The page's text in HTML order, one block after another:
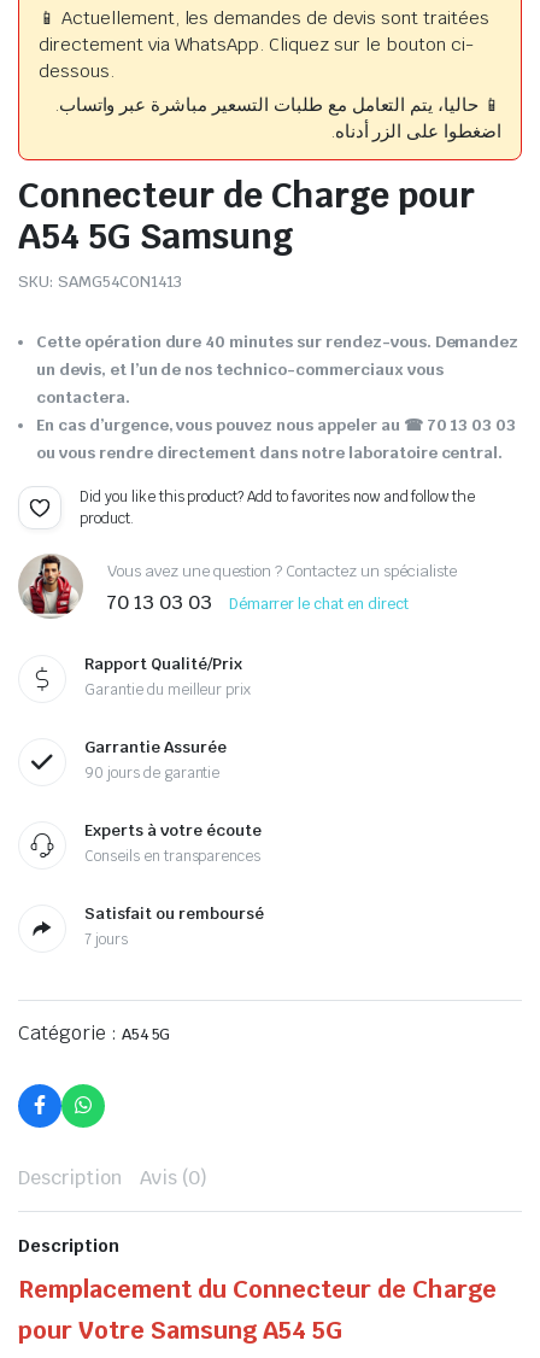
📱 Actuellement, les demandes de devis sont traitées
directement via WhatsApp. Cliquez sur le bouton ci-
dessous.
📱 حاليا، يتم التعامل مع طلبات التسعير مباشرة عبر واتساب.
اضغطوا على الزر أدناه.
Connecteur de Charge pour
A54 5G Samsung
SKU: SAMG54CON1413
Cette opération dure 40 minutes sur rendez-vous. Demandez
un devis, et l’un de nos technico-commerciaux vous
contactera.
En cas d’urgence, vous pouvez nous appeler au ☎ 70 13 03 03
ou vous rendre directement dans notre laboratoire central.
Did you like this product? Add to favorites now and follow the
product.
Vous avez une question ? Contactez un spécialiste
70 13 03 03 Démarrer le chat en direct
Rapport Qualité/Prix
Garantie du meilleur prix
Garrantie Assurée
90 jours de garantie
Experts à votre écoute
Conseils en transparences
Satisfait ou remboursé
7 jours
Catégorie : A54 5G
Description Avis (0)
Description
Remplacement du Connecteur de Charge
pour Votre Samsung A54 5G